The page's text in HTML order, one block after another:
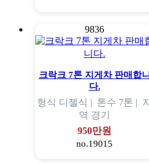
9836
크락크 7톤 지게차 판매합니
다.
형식 디젤식 | 톤수 7톤 | 지
역 경기
950만원
no.19015